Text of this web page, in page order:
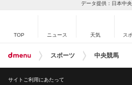
データ提供：日本中
TOP ニュース 天気 ス
スポーツ 中央競馬
サイトご利用にあたって